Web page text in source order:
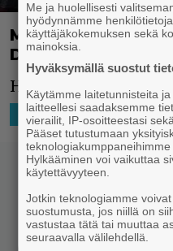
Marvel aikoo
Deadpool-
Huh huh,
HOLLYWOOD 9.2.2020 16:13
Me ja huolellisesti
hyödynnämme
käyttäjäkokemuksen sekä
mainoksia.
Hyväksymällä suostut
Käytämme laitetunnisteita
laitteellesi saadaksemme
vierailit, IP-osoitteestasi
Pääset tutustumaan
Hylkääminen voi vaikuttaa
käytettävyyteen.
Jotkin teknologiamme
suostumusta, jos niillä on
vastustaa tätä tai muuttaa
seuraavalla välilehdellä.